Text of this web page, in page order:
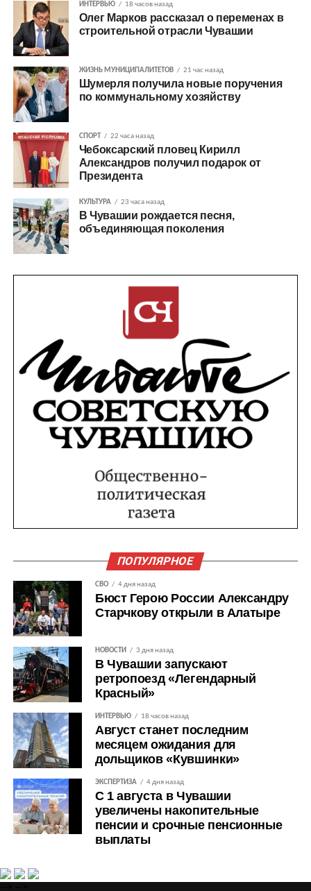
ИНТЕРВЬЮ 18 часов назад
Олег Марков рассказал о переменах в
строительной отрасли Чувашии
ЖИЗНЬ МУНИЦИПАЛИТЕТОВ 21 час назад
Шумерля получила новые поручения
по коммунальному хозяйству
СПОРТ 22 часа назад
Чебоксарский пловец Кирилл
Александров получил подарок от
Президента
КУЛЬТУРА 23 часа назад
В Чувашии рождается песня,
объединяющая поколения
ПОПУЛЯРНОЕ
СВО 4 дня назад
Бюст Герою России Александру
Старчкову открыли в Алатыре
НОВОСТИ 3 дня назад
В Чувашии запускают
ретропоезд «Легендарный
Красный»
ИНТЕРВЬЮ 18 часов назад
Август станет последним
месяцем ожидания для
дольщиков «Кувшинки»
ЭКСПЕРТИЗА 4 дня назад
С 1 августа в Чувашии
увеличены накопительные
пенсии и срочные пенсионные
выплаты